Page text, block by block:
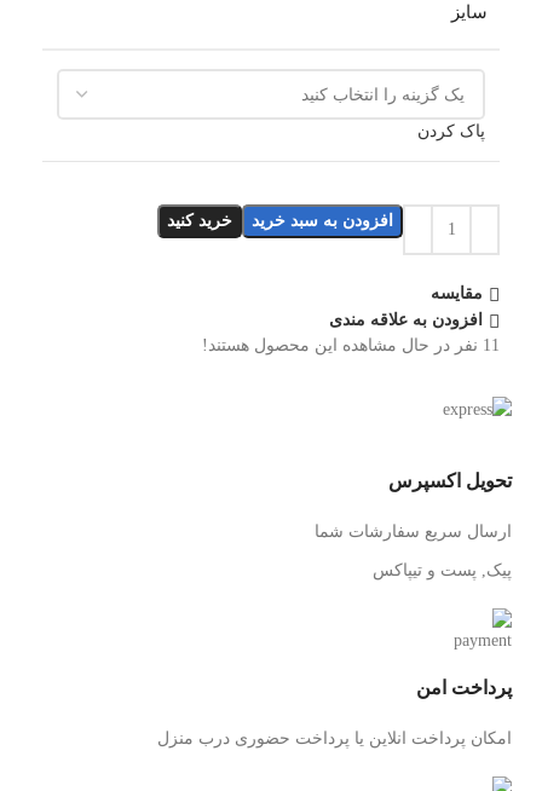
سایز
پاک کردن
افزودن به سبد خرید خرید کنید
مقایسه
افزودن به علاقه مندی
11 نفر در حال مشاهده این محصول هستند!
تحویل اکسپرس
ارسال سریع سفارشات شما
پیک, پست و تیپاکس
پرداخت امن
امکان پرداخت انلاین یا پرداخت حضوری درب منزل